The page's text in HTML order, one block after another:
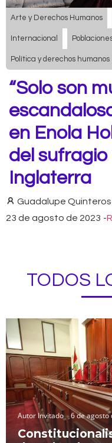
Arte y Derechos Humanos
Internacional
Política y derechos humanos
“Solo son
en Enola
del
Inglaterra
Guadalupe Quinteros
23 de agosto de 2023 -
TODOS
Autor Invitado 6 de agosto